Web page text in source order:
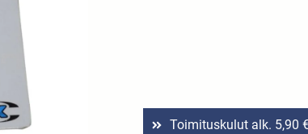
Toimituskulut alk. 5,90